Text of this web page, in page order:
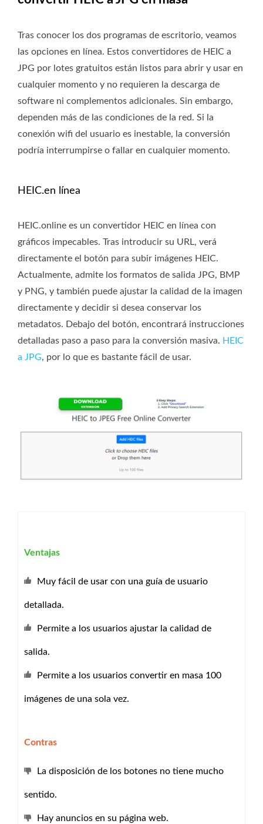
Tras conocer los dos programas de escritorio, veamos
las opciones en línea. Estos convertidores de HEIC a
JPG por lotes gratuitos están listos para abrir y usar en
cualquier momento y no requieren la descarga de
software ni complementos adicionales. Sin embargo,
dependen más de las condiciones de la red. Si la
conexión wifi del usuario es inestable, la conversión
podría interrumpirse o fallar en cualquier momento.
HEIC.en línea
HEIC.online es un convertidor HEIC en línea con
gráficos impecables. Tras introducir su URL, verá
directamente el botón para subir imágenes HEIC.
Actualmente, admite los formatos de salida JPG, BMP
y PNG, y también puede ajustar la calidad de la imagen
directamente y decidir si desea conservar los
metadatos. Debajo del botón, encontrará instrucciones
detalladas paso a paso para la conversión masiva. HEIC
a JPG, por lo que es bastante fácil de usar.
Ventajas
Muy fácil de usar con una guía de usuario
detallada.
Permite a los usuarios ajustar la calidad de
salida.
Permite a los usuarios convertir en masa 100
imágenes de una sola vez.
Contras
La disposición de los botones no tiene mucho
sentido.
Hay anuncios en su página web.